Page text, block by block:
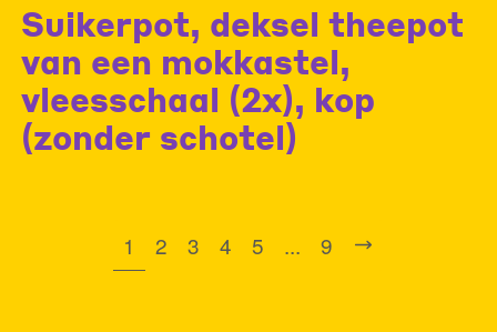
Suikerpot, deksel theepot
van een mokkastel,
vleesschaal (2x), kop
(zonder schotel)
1 2 3 4 5 ... 9